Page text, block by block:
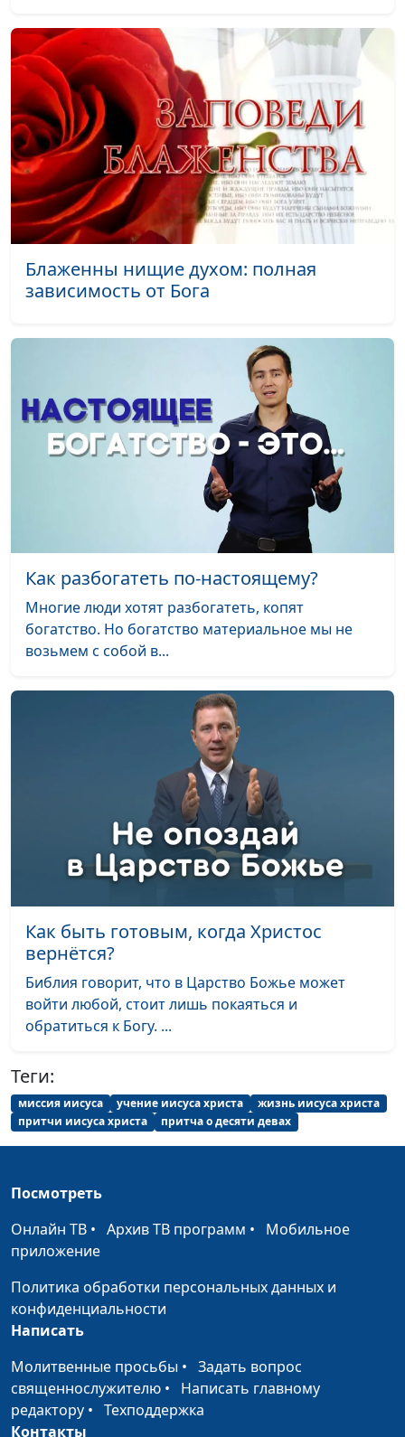
Блаженны нищие духом: полная
зависимость от Бога
Как разбогатеть по-настоящему?
Многие люди хотят разбогатеть, копят
богатство. Но богатство материальное мы не
возьмем с собой в...
Как быть готовым, когда Христос
вернётся?
Библия говорит, что в Царство Божье может
войти любой, стоит лишь покаяться и
обратиться к Богу. ...
Теги:
миссия иисуса учение иисуса христа
жизнь иисуса христа
притчи иисуса христа
притча о десяти девах
Посмотреть
Онлайн ТВ • Архив ТВ программ • Мобильное
приложение
Политика обработки персональных данных и
конфиденциальности
Написать
Молитвенные просьбы • Задать вопрос
священнослужителю • Написать главному
редактору • Техподдержка
Контакты